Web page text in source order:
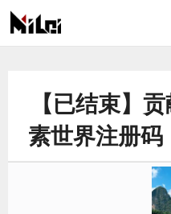
有
际
【已结束】
素世界注册码